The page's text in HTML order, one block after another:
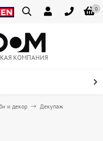
0
КОМПАНИЯ
и декор Декупаж